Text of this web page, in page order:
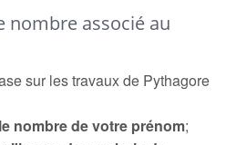
nombre associé au
sur les travaux de Pythagore
le nombre de votre prénom;